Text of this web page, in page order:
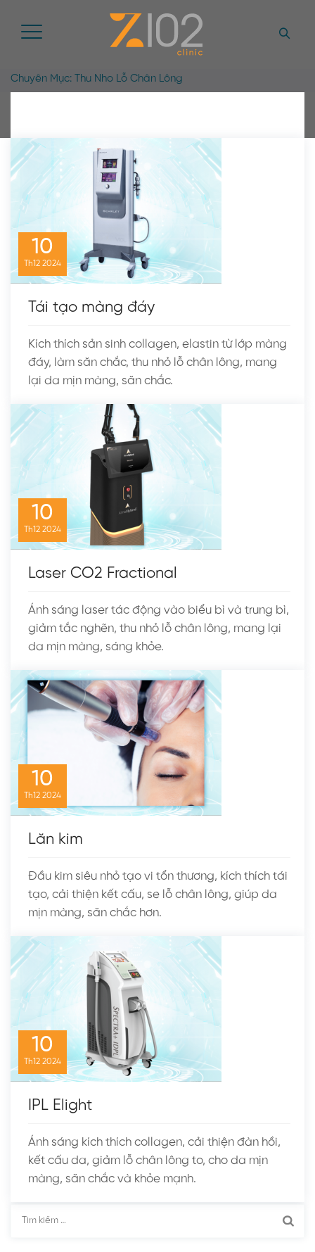
Chuyên Mục: Thu Nho Lỗ Chân Lông
10
Th12 2024
Tái tạo màng đáy
Kích thích sản sinh collagen, elastin từ lớp màng
đáy, làm săn chắc, thu nhỏ lỗ chân lông, mang
lại da mịn màng, săn chắc.
10
Th12 2024
Laser CO2 Fractional
Ánh sáng laser tác động vào biểu bì và trung bì,
giảm tắc nghẽn, thu nhỏ lỗ chân lông, mang lại
da mịn màng, sáng khỏe.
10
Th12 2024
Lăn kim
Đầu kim siêu nhỏ tạo vi tổn thương, kích thích tái
tạo, cải thiện kết cấu, se lỗ chân lông, giúp da
mịn màng, săn chắc hơn.
10
Th12 2024
IPL Elight
Ánh sáng kích thích collagen, cải thiện đàn hồi,
kết cấu da, giảm lỗ chân lông to, cho da mịn
màng, săn chắc và khỏe mạnh.